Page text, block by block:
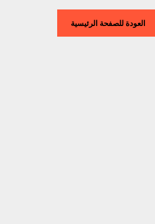
العودة للصفحة الرئيسية